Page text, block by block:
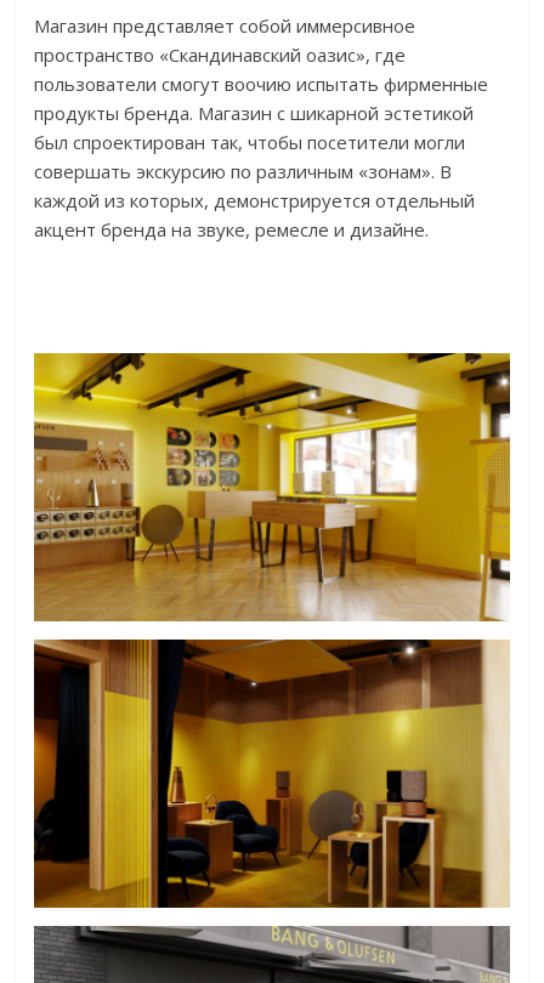
Магазин представляет собой иммерсивное
пространство «Скандинавский оазис», где
пользователи смогут воочию испытать фирменные
продукты бренда. Магазин с шикарной эстетикой
был спроектирован так, чтобы посетители могли
совершать экскурсию по различным «зонам». В
каждой из которых, демонстрируется отдельный
акцент бренда на звуке, ремесле и дизайне.